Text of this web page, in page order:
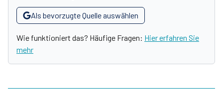
Als bevorzugte Quelle auswählen
Wie funktioniert das? Häufige Fragen: Hier erfahren Sie
mehr